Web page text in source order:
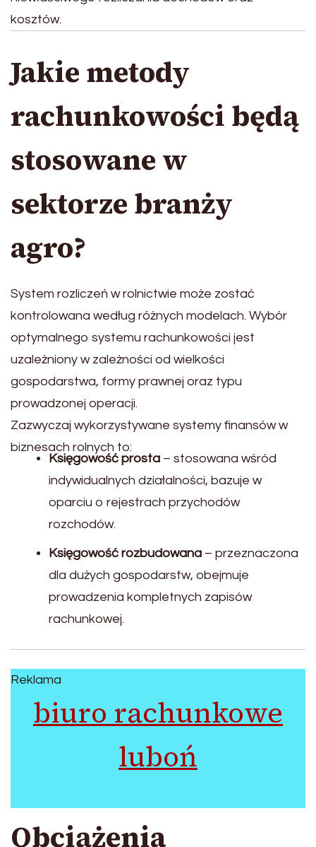
kosztów.
Jakie metody
rachunkowości będą
stosowane w
sektorze branży
agro?
System rozliczeń w rolnictwie może zostać
kontrolowana według różnych modelach. Wybór
optymalnego systemu rachunkowości jest
uzależniony w zależności od wielkości
gospodarstwa, formy prawnej oraz typu
prowadzonej operacji.
Zazwyczaj wykorzystywane systemy finansów w
biznesach rolnych to:
Księgowość prosta – stosowana wśród
indywidualnych działalności, bazuje w
oparciu o rejestrach przychodów
rozchodów.
Księgowość rozbudowana – przeznaczona
dla dużych gospodarstw, obejmuje
prowadzenia kompletnych zapisów
rachunkowej.
Reklama
biuro rachunkowe
luboń
Obciążenia